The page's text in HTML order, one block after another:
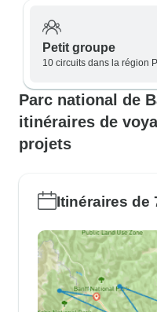
Petit groupe
10 circuits dans la région
Parc national de
itinéraires de
projets
Itinéraires de